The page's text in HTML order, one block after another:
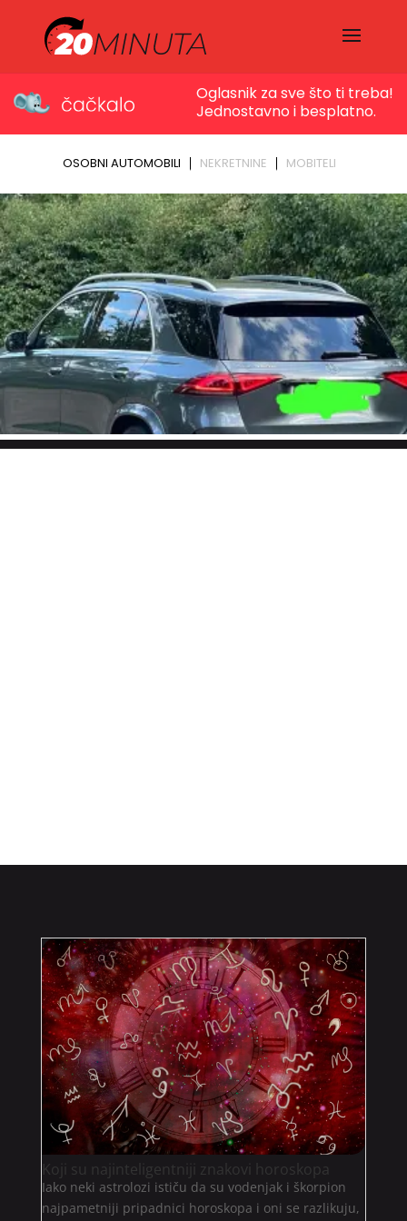
Koji su najinteligentniji znakovi horoskopa
Iako neki astrolozi ističu da su vodenjak i škorpion
najpametniji pripadnici horoskopa i oni se razlikuju,